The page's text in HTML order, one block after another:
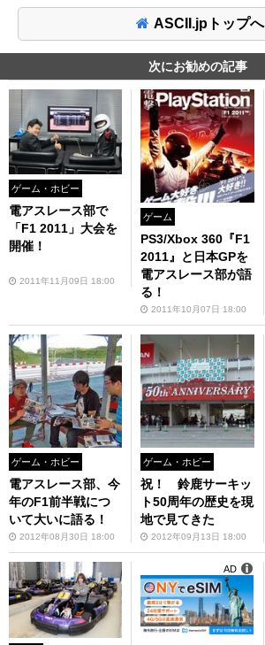
ASCII.jpトップへ
次にお勧めの記事
ゲーム・ホビー
電アスレース部で
「F1 2011」大会を
開催！
2011年11月09日 18:00
ゲーム
PS3/Xbox 360『F1
2011』と日本GPを
電アスレース部が語
る！
2011年10月07日 18:00
ゲーム・ホビー
電アスレース部、今
年のF1前半戦につ
いて大いに語る！
2012年08月30日 18:00
ゲーム・ホビー
祝！ 鈴鹿サーキッ
ト50周年の歴史を現
地で見てきた
2012年09月13日 18:00
AD